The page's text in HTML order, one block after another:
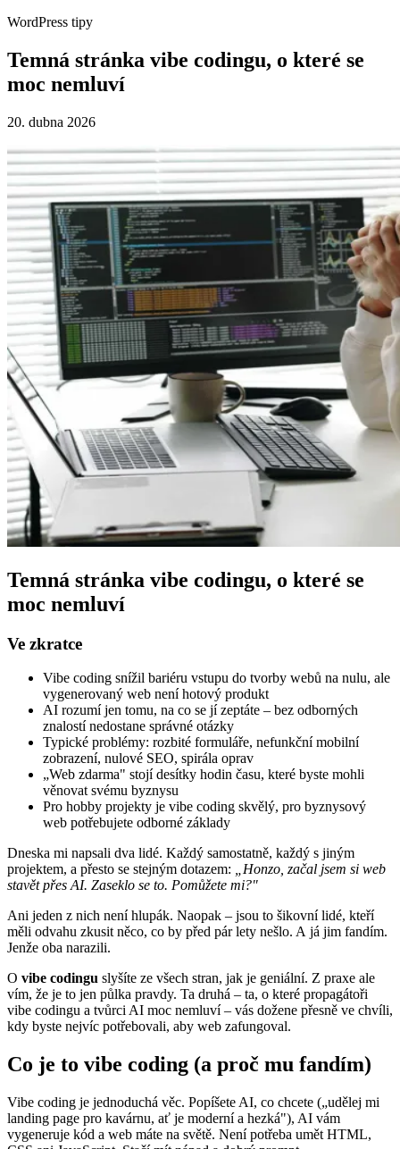
WordPress tipy
Temná stránka vibe codingu, o které se
moc nemluví
20. dubna 2026
Temná stránka vibe codingu, o které se
moc nemluví
Ve zkratce
Vibe coding snížil bariéru vstupu do tvorby webů na nulu, ale
vygenerovaný web není hotový produkt
AI rozumí jen tomu, na co se jí zeptáte – bez odborných
znalostí nedostane správné otázky
Typické problémy: rozbité formuláře, nefunkční mobilní
zobrazení, nulové SEO, spirála oprav
„Web zdarma" stojí desítky hodin času, které byste mohli
věnovat svému byznysu
Pro hobby projekty je vibe coding skvělý, pro byznysový
web potřebujete odborné základy
Dneska mi napsali dva lidé. Každý samostatně, každý s jiným
projektem, a přesto se stejným dotazem:
„Honzo, začal jsem si web
stavět přes AI. Zaseklo se to. Pomůžete mi?"
Ani jeden z nich není hlupák. Naopak – jsou to šikovní lidé, kteří
měli odvahu zkusit něco, co by před pár lety nešlo. A já jim fandím.
Jenže oba narazili.
O vibe codingu slyšíte ze všech stran, jak je geniální. Z praxe ale
vím, že je to jen půlka pravdy. Ta druhá – ta, o které propagátoři
vibe codingu a tvůrci AI moc nemluví – vás dožene přesně ve chvíli,
kdy byste nejvíc potřebovali, aby web zafungoval.
Co je to vibe coding (a proč mu fandím)
Vibe coding je jednoduchá věc. Popíšete AI, co chcete („udělej mi
landing page pro kavárnu, ať je moderní a hezká"), AI vám
vygeneruje kód a web máte na světě. Není potřeba umět HTML,